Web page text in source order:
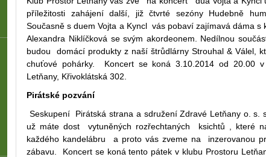
příležitosti zahájení další, již čtvrté sezóny Hudebně
Současně s duem Vojta a Kyncl vás pobaví zajímavá dáma s
Alexandra Niklíčková se svým akordeonem. Nedílnou
budou domácí produkty z naší štrůdlárny Strouhal & Válel,
chuťové pohárky. Koncert se koná 3.10.2014 od 20.00 v
Letňany, Křivoklátská 302.
Pirátské pozvání
Seskupení Pirátská strana a sdružení Zdravé Letňany o. s.
už máte dost vytuněných rozřechtaných ksichtů , které
každého kandelábru a proto vás zveme na inzerovanou
zábavu. Koncert se koná tento pátek v klubu Prostoru